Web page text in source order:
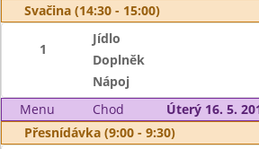
Svačina (14:30 - 15:00)
1
Jídlo
Doplněk
Nápoj
Menu
Chod
Úterý 16. 5.
Přesnídávka (9:00 - 9:30)